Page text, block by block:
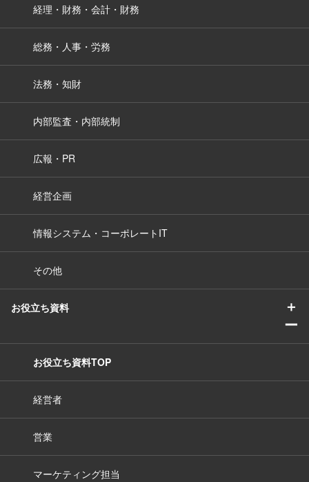
経理・財務・会計・財務
総務・人事・労務
法務・知財
内部監査・内部統制
広報・PR
経営企画
情報システム・コーポレートIT
その他
お役立ち資料
＋
ー
お役立ち資料TOP
経営者
営業
マーケティング担当